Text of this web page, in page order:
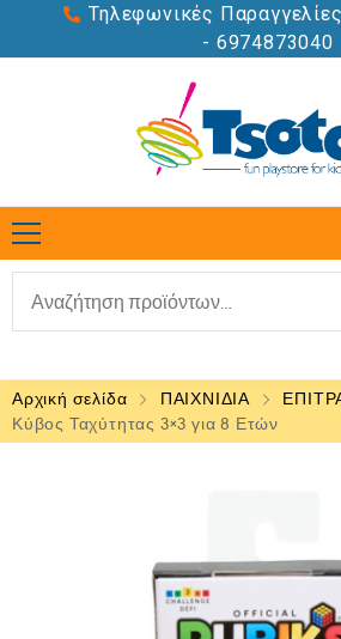
Τηλεφωνικές
- 6974873040
Αρχική σελίδα ΠΑΙΧΝΙΔΙΑ
Κύβος Ταχύτητας 3×3 για 8 Ετών